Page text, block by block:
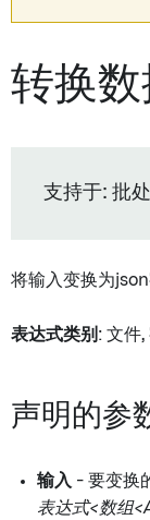
转换数
支持于: 批
将输入变换为json
表达式类别 : 文件,
声明的参
输入 - 要变换
表达式<数组